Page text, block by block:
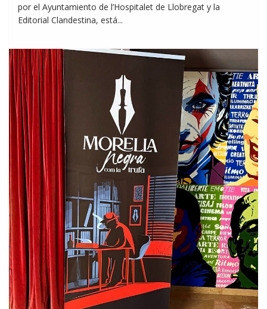
por el Ayuntamiento de l’Hospitalet de Llobregat y la
Editorial Clandestina, está...